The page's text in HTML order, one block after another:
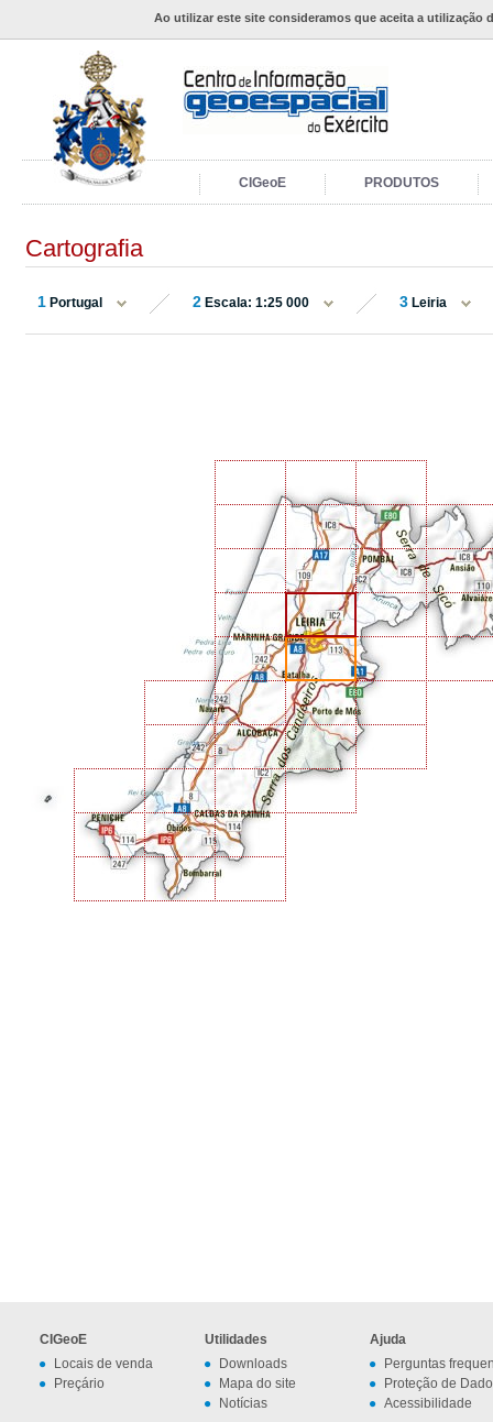
Ao utilizar este site consideramos que aceita a utilização
CIGeoE PRODUTOS
Cartografia
1 Portugal 2 Escala: 1:25 000 3 Leiria
CIGeoE
Locais de venda
Preçário
Utilidades
Downloads
Mapa do site
Notícias
Ajuda
Perguntas
Proteção de
Acessibilidade